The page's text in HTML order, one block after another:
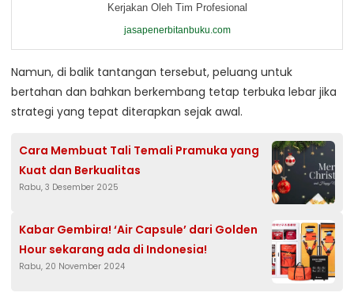
Kerjakan Oleh Tim Profesional
jasapenerbitanbuku.com
Namun, di balik tantangan tersebut, peluang untuk
bertahan dan bahkan berkembang tetap terbuka lebar jika
strategi yang tepat diterapkan sejak awal.
Cara Membuat Tali Temali Pramuka yang
Kuat dan Berkualitas
Rabu, 3 Desember 2025
Kabar Gembira! ‘Air Capsule’ dari Golden
Hour sekarang ada di Indonesia!
Rabu, 20 November 2024